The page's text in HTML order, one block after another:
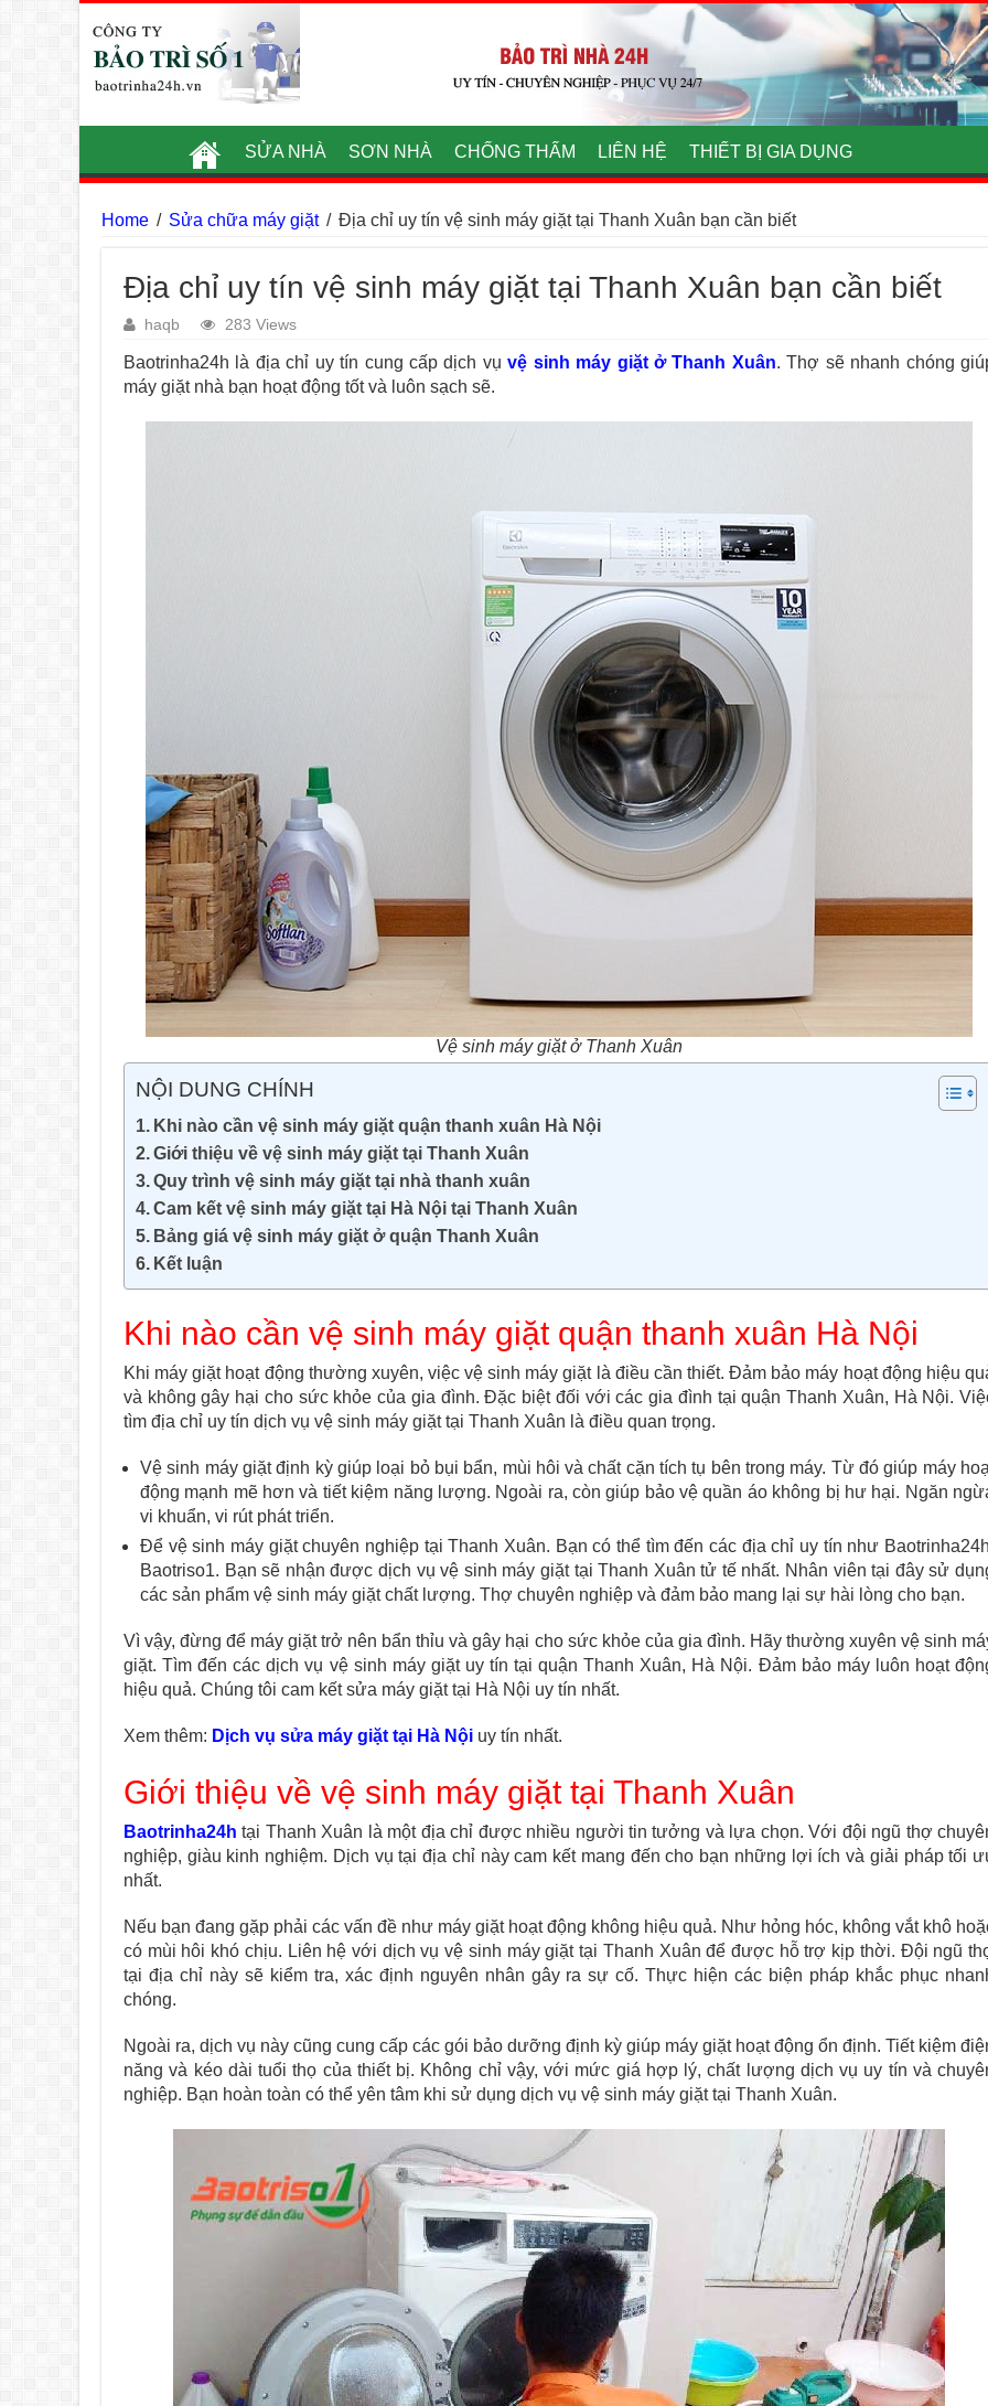
SỬA NHÀ SƠN NHÀ CHỐNG THẤM LIÊN HỆ THIẾT BỊ GIA DỤNG
Home / Sửa chữa máy giặt / Địa chỉ uy tín vệ sinh máy giặt tại Thanh Xuân bạn cần biết
Địa chỉ uy tín vệ sinh máy giặt tại Thanh Xuân bạn cần biết
haqb 283 Views
Baotrinha24h là địa chỉ uy tín cung cấp dịch vụvệ sinh máy giặt ở Thanh Xuân. Thợ sẽ nhanh chóng
máy giặt nhà bạn hoạt động tốt và luôn sạch sẽ.
Vệ sinh máy giặt ở Thanh Xuân
NỘI DUNG CHÍNH
Khi nào cần vệ sinh máy giặt quận thanh xuân Hà Nội
Giới thiệu về vệ sinh máy giặt tại Thanh Xuân
Quy trình vệ sinh máy giặt tại nhà thanh xuân
Cam kết vệ sinh máy giặt tại Hà Nội tại Thanh Xuân
Bảng giá vệ sinh máy giặt ở quận Thanh Xuân
Kết luận
Khi nào cần vệ sinh máy giặt quận thanh xuân Hà Nội
Khi máy giặt hoạt động thường xuyên, việc vệ sinh máy giặt là điều cần thiết. Đảm bảo máy hoạt động hiệu
và không gây hại cho sức khỏe của gia đình. Đặc biệt đối với các gia đình tại quận Thanh Xuân, Hà Nội.
tìm địa chỉ uy tín dịch vụ vệ sinh máy giặt tại Thanh Xuân là điều quan trọng.
Vệ sinh máy giặt định kỳ giúp loại bỏ bụi bẩn, mùi hôi và chất cặn tích tụ bên trong máy. Từ đó giúp máy
động mạnh mẽ hơn và tiết kiệm năng lượng. Ngoài ra, còn giúp bảo vệ quần áo không bị hư hại. Ngăn
vi khuẩn, vi rút phát triển.
Để vệ sinh máy giặt chuyên nghiệp tại Thanh Xuân. Bạn có thể tìm đến các địa chỉ uy tín như
Baotriso1. Bạn sẽ nhận được dịch vụ vệ sinh máy giặt tại Thanh Xuân tử tế nhất. Nhân viên tại đây sử
các sản phẩm vệ sinh máy giặt chất lượng. Thợ chuyên nghiệp và đảm bảo mang lại sự hài lòng cho bạn.
Vì vậy, đừng để máy giặt trở nên bẩn thỉu và gây hại cho sức khỏe của gia đình. Hãy thường xuyên vệ sinh
giặt. Tìm đến các dịch vụ vệ sinh máy giặt uy tín tại quận Thanh Xuân, Hà Nội. Đảm bảo máy luôn hoạt
hiệu quả. Chúng tôi cam kết sửa máy giặt tại Hà Nội uy tín nhất.
Xem thêm: Dịch vụ sửa máy giặt tại Hà Nội uy tín nhất.
Giới thiệu về vệ sinh máy giặt tại Thanh Xuân
Baotrinha24h tại Thanh Xuân là một địa chỉ được nhiều người tin tưởng và lựa chọn. Với đội ngũ thợ
nghiệp, giàu kinh nghiệm. Dịch vụ tại địa chỉ này cam kết mang đến cho bạn những lợi ích và giải pháp tối
nhất.
Nếu bạn đang gặp phải các vấn đề như máy giặt hoạt động không hiệu quả. Như hỏng hóc, không vắt khô
có mùi hôi khó chịu. Liên hệ với dịch vụ vệ sinh máy giặt tại Thanh Xuân để được hỗ trợ kịp thời. Đội ngũ
tại địa chỉ này sẽ kiểm tra, xác định nguyên nhân gây ra sự cố. Thực hiện các biện pháp khắc phục
chóng.
Ngoài ra, dịch vụ này cũng cung cấp các gói bảo dưỡng định kỳ giúp máy giặt hoạt động ổn định. Tiết kiệm
năng và kéo dài tuổi thọ của thiết bị. Không chỉ vậy, với mức giá hợp lý, chất lượng dịch vụ uy tín và
nghiệp. Bạn hoàn toàn có thể yên tâm khi sử dụng dịch vụ vệ sinh máy giặt tại Thanh Xuân.